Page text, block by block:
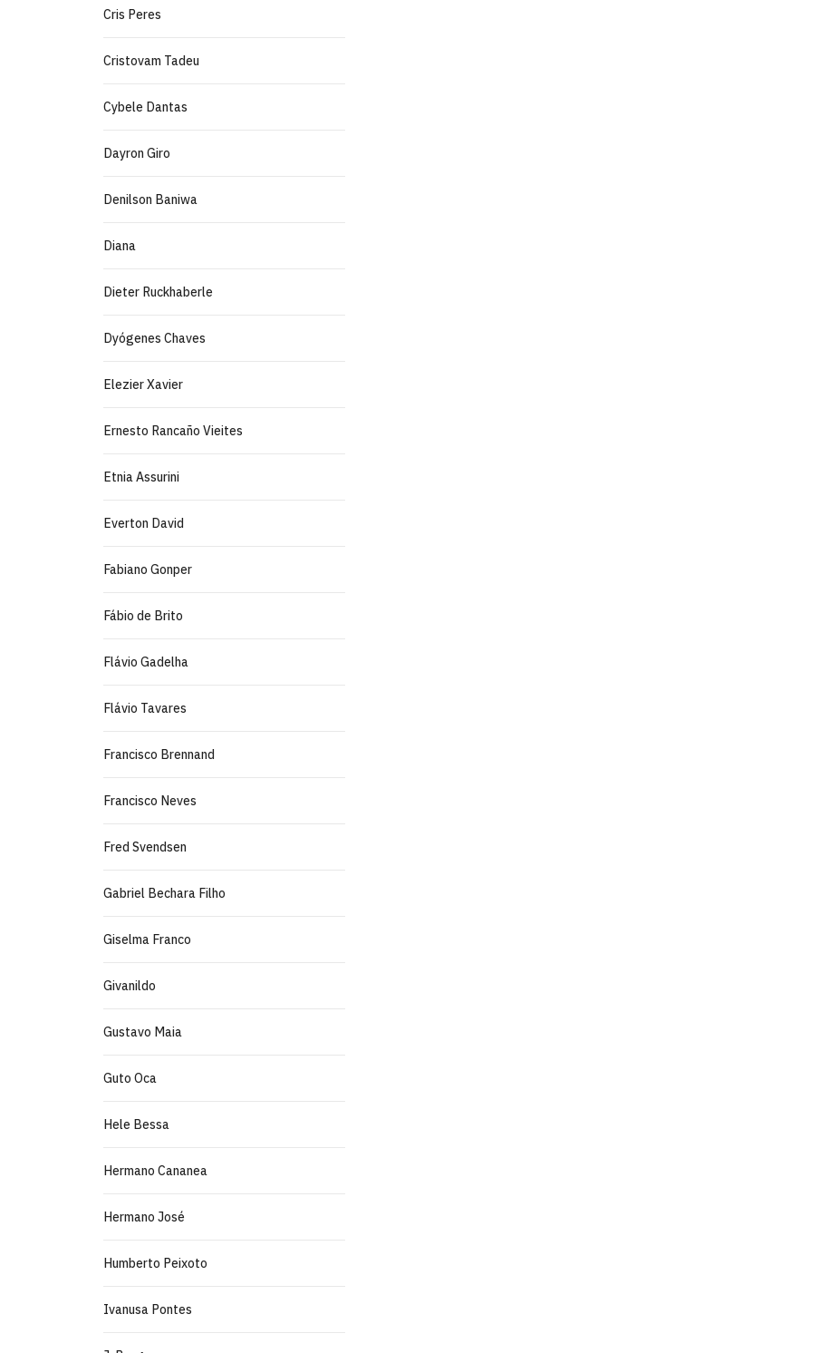
Cris Peres
Cristovam Tadeu
Cybele Dantas
Dayron Giro
Denilson Baniwa
Diana
Dieter Ruckhaberle
Dyógenes Chaves
Elezier Xavier
Ernesto Rancaño Vieites
Etnia Assurini
Everton David
Fabiano Gonper
Fábio de Brito
Flávio Gadelha
Flávio Tavares
Francisco Brennand
Francisco Neves
Fred Svendsen
Gabriel Bechara Filho
Giselma Franco
Givanildo
Gustavo Maia
Guto Oca
Hele Bessa
Hermano Cananea
Hermano José
Humberto Peixoto
Ivanusa Pontes